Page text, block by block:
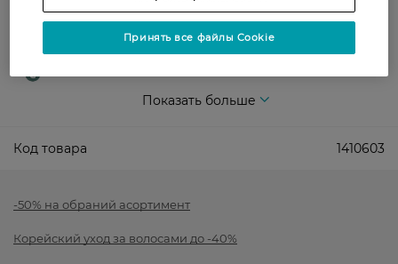
Оплата картой
Показать больше
Код товара 1410603
-50% на обраний асортимент
Корейский уход за волосами до -40%
Принять все файлы Cookie